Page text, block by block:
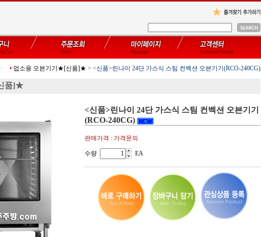
업소용 오븐기기★[신품]★ > <신품>린나이 24단 가스식 스팀 컨벡션 오븐기기(RCO-240CG)
품]★
<신품>린나이 24단 가스식 스팀 컨벡션 오븐기기
(RCO-240CG)
판매가격 : 가격문의
수량 EA